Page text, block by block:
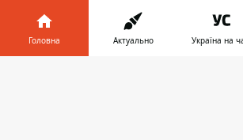
Головна Актуально Україна на